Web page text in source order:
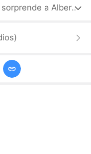
a Alberto
que el hijo es de
la verdad: aquel
de su boda era
)